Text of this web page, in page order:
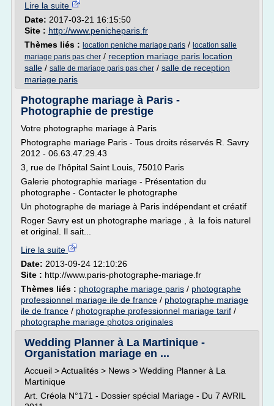
Lire la suite
Date: 2017-03-21 16:15:50
Site : http://www.penicheparis.fr
Thèmes liés : location peniche mariage paris / location salle
mariage paris pas cher / reception mariage paris location
salle / salle de mariage paris pas cher / salle de reception
mariage paris
Photographe mariage à Paris -
Photographie de prestige
Votre photographe mariage à Paris
Photographe mariage Paris - Tous droits réservés R. Savry
2012 - 06.63.47.29.43
3, rue de l'hôpital Saint Louis, 75010 Paris
Galerie photographie mariage - Présentation du
photographe - Contacter le photographe
Un photographe de mariage à Paris indépendant et créatif
Roger Savry est un photographe mariage , à la fois naturel
et original. Il sait...
Lire la suite
Date: 2013-09-24 12:10:26
Site : http://www.paris-photographe-mariage.fr
Thèmes liés : photographe mariage paris / photographe
professionnel mariage ile de france / photographe mariage
ile de france / photographe professionnel mariage tarif /
photographe mariage photos originales
Wedding Planner à La Martinique -
Organistation mariage en ...
Accueil > Actualités > News > Wedding Planner à La
Martinique
Art. Créola N°171 - Dossier spécial Mariage - Du 7 AVRIL